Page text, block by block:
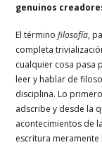
genuinos
El términofilosofía,
completa
cualquier cosa pasa
leer y hablar de
disciplina. Lo
adscribe y desde la
acontecimientos de
escritura